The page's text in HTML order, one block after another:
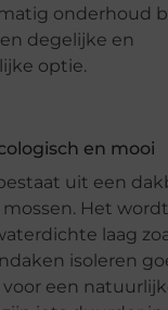
onderhoud
degelijke en
optie.
en mooi
uit een
mossen. Het
laag
isoleren
een